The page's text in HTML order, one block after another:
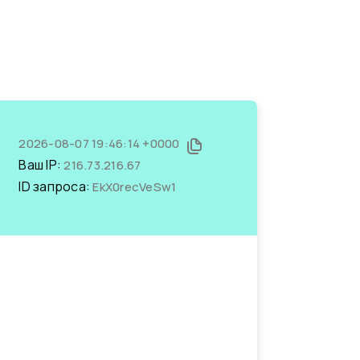
2026-08-07 19:46:14 +0000
Ваш IP:216.73.216.67
ID запроса:EkX0recVeSw1